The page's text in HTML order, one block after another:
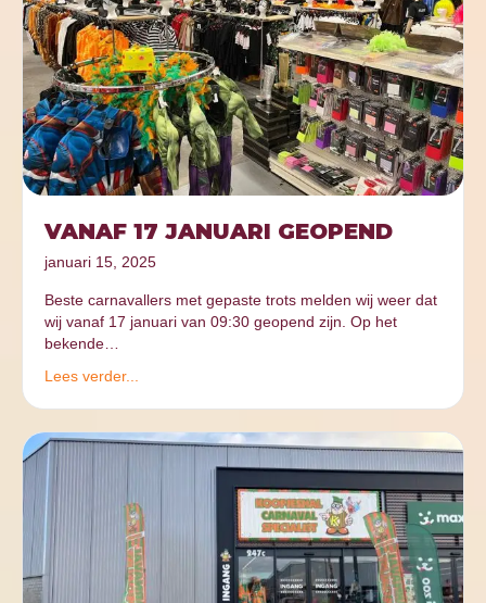
VANAF 17 JANUARI GEOPEND
januari 15, 2025
Beste carnavallers met gepaste trots melden wij weer dat
wij vanaf 17 januari van 09:30 geopend zijn. Op het
bekende…
Lees verder...